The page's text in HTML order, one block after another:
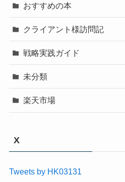
おすすめの本
クライアント様訪問記
戦略実践ガイド
未分類
楽天市場
X
Tweets by HK03131